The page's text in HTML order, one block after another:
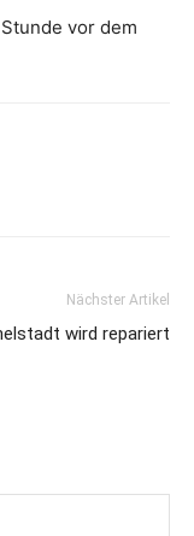
vor dem
Nächster Artikel
wird repariert